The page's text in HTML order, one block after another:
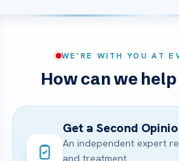
WE’RE WITH YOU AT
How can we
Get a Second
An independent expert
and treatment.